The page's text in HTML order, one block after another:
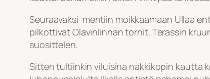
Seuraavaksi mentiin moikkaamaan Ullaa
pilkottivat Olavinlinnan tornit. Terassin
suosittelen.
Sitten tultiinkin viluisina nakkikopin kautta